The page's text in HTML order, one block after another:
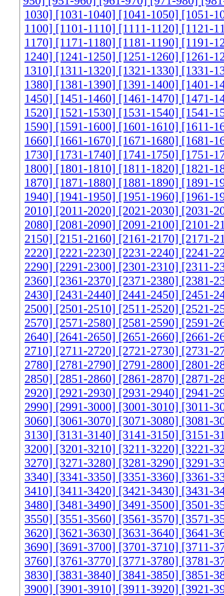
1030] [1031-1040] [1041-1050] [1051-
1100] [1101-1110] [1111-1120] [1121-
1170] [1171-1180] [1181-1190] [1191-
1240] [1241-1250] [1251-1260] [1261-
1310] [1311-1320] [1321-1330] [1331-
1380] [1381-1390] [1391-1400] [1401-
1450] [1451-1460] [1461-1470] [1471-
1520] [1521-1530] [1531-1540] [1541-
1590] [1591-1600] [1601-1610] [1611-
1660] [1661-1670] [1671-1680] [1681-
1730] [1731-1740] [1741-1750] [1751-
1800] [1801-1810] [1811-1820] [1821-
1870] [1871-1880] [1881-1890] [1891-
1940] [1941-1950] [1951-1960] [1961-
2010] [2011-2020] [2021-2030] [2031-
2080] [2081-2090] [2091-2100] [2101-
2150] [2151-2160] [2161-2170] [2171-
2220] [2221-2230] [2231-2240] [2241-
2290] [2291-2300] [2301-2310] [2311-
2360] [2361-2370] [2371-2380] [2381-
2430] [2431-2440] [2441-2450] [2451-
2500] [2501-2510] [2511-2520] [2521-
2570] [2571-2580] [2581-2590] [2591-
2640] [2641-2650] [2651-2660] [2661-
2710] [2711-2720] [2721-2730] [2731-
2780] [2781-2790] [2791-2800] [2801-
2850] [2851-2860] [2861-2870] [2871-
2920] [2921-2930] [2931-2940] [2941-
2990] [2991-3000] [3001-3010] [3011-
3060] [3061-3070] [3071-3080] [3081-
3130] [3131-3140] [3141-3150] [3151-
3200] [3201-3210] [3211-3220] [3221-
3270] [3271-3280] [3281-3290] [3291-
3340] [3341-3350] [3351-3360] [3361-
3410] [3411-3420] [3421-3430] [3431-
3480] [3481-3490] [3491-3500] [3501-
3550] [3551-3560] [3561-3570] [3571-
3620] [3621-3630] [3631-3640] [3641-
3690] [3691-3700] [3701-3710] [3711-
3760] [3761-3770] [3771-3780] [3781-
3830] [3831-3840] [3841-3850] [3851-
3900] [3901-3910] [3911-3920] [3921-